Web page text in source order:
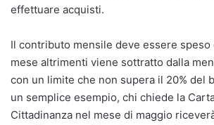
effettuare acquisti.
Il contributo mensile deve essere
mese altrimenti viene sottratto dalla
con un limite che non supera il 20% del
un semplice esempio, chi chiede la
Cittadinanza nel mese di maggio